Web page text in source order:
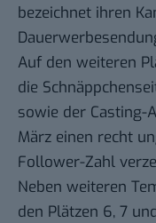
bezeichnet ihren
Auf den weiteren
die
sowie der Casting-
März einen recht
Follower-Zahl
Neben weiteren
den Plätzen 6, 7